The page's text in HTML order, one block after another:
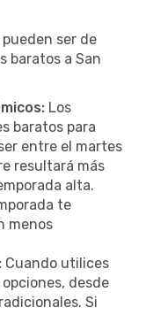
ser de
baratos a San
Los
baratos para
entre el martes
resultará más
alta.
te
menos
Cuando utilices
desde
Si